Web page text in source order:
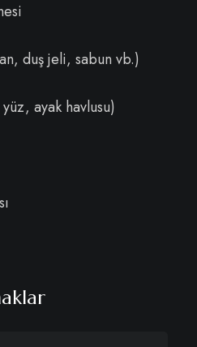
duş jeli, sabun vb.)
ayak havlusu)